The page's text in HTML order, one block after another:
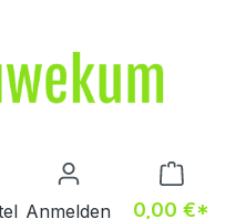
hast 0 Produkte auf dem
Anmelden 0,00 €*